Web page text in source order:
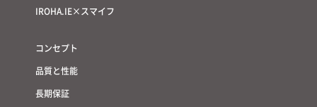
IROHA.IE×スマイフ
コンセプト
品質と性能
長期保証